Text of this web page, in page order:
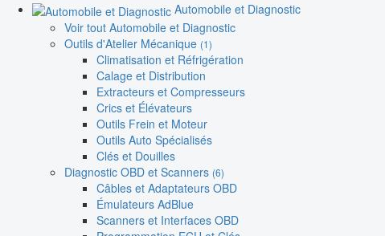
Automobile et Diagnostic
Voir tout Automobile et Diagnostic
Outils d'Atelier Mécanique (1)
Climatisation et Réfrigération
Calage et Distribution
Extracteurs et Compresseurs
Crics et Élévateurs
Outils Frein et Moteur
Outils Auto Spécialisés
Clés et Douilles
Diagnostic OBD et Scanners (6)
Câbles et Adaptateurs OBD
Émulateurs AdBlue
Scanners et Interfaces OBD